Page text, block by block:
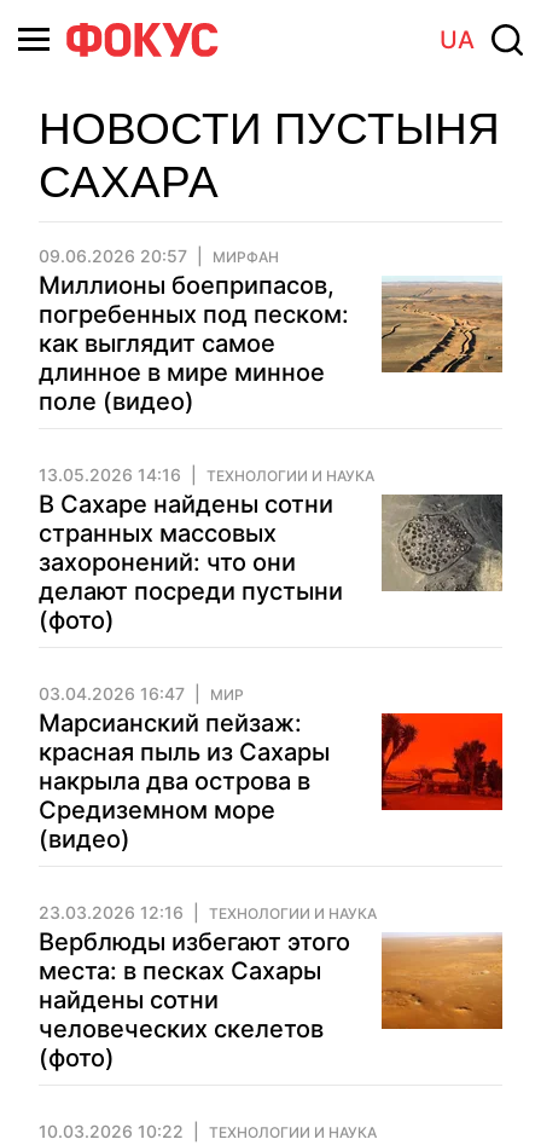
UA
НОВОСТИ ПУСТЫНЯ
САХАРА
09.06.2026 20:57 МИРФАН
Миллионы боеприпасов,
погребенных под песком:
как выглядит самое
длинное в мире минное
поле (видео)
13.05.2026 14:16 ТЕХНОЛОГИИ И НАУКА
В Сахаре найдены сотни
странных массовых
захоронений: что они
делают посреди пустыни
(фото)
03.04.2026 16:47 МИР
Марсианский пейзаж:
красная пыль из Сахары
накрыла два острова в
Средиземном море
(видео)
23.03.2026 12:16 ТЕХНОЛОГИИ И НАУКА
Верблюды избегают этого
места: в песках Сахары
найдены сотни
человеческих скелетов
(фото)
10.03.2026 10:22 ТЕХНОЛОГИИ И НАУКА